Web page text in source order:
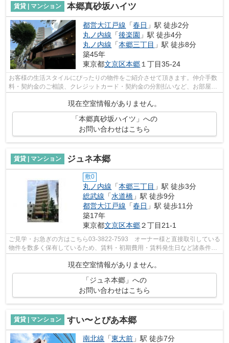
賃貸 | マンション 本郷真砂坂ハイツ
都営大江戸線 「春日 」駅 徒歩2分
丸ノ内線 「後楽園 」駅 徒歩4分
丸ノ内線 「本郷三丁目 」駅 徒歩8分
築45年
東京都文京区本郷 １丁目35-24
お客様の生活スタイルにぴったりの物件をご紹介させて頂きます。仲介手数
料・契約金のご相談、クレジットカード・契約金の分割払いなど、お部屋探
現在空室情報がありません。
「本郷真砂坂ハイツ」への
お問い合わせはこちら
賃貸 | マンション ジュネ本郷
敷0
丸ノ内線 「本郷三丁目 」駅 徒歩3分
総武線 「水道橋 」駅 徒歩9分
都営大江戸線 「春日 」駅 徒歩11分
築17年
東京都文京区本郷２丁目21-1
ご見学・お急ぎの方はこちら03-3822-7593 オーナー様と直接取引している
物件を数多く保有しているため、賃料・初期費用・賃料発生日など諸条件を
何でもご相談くださいませ！！
現在空室情報がありません。
「ジュネ本郷」への
お問い合わせはこちら
賃貸 | マンション すい〜とぴあ本郷
南北線 「東大前 」駅 徒歩7分